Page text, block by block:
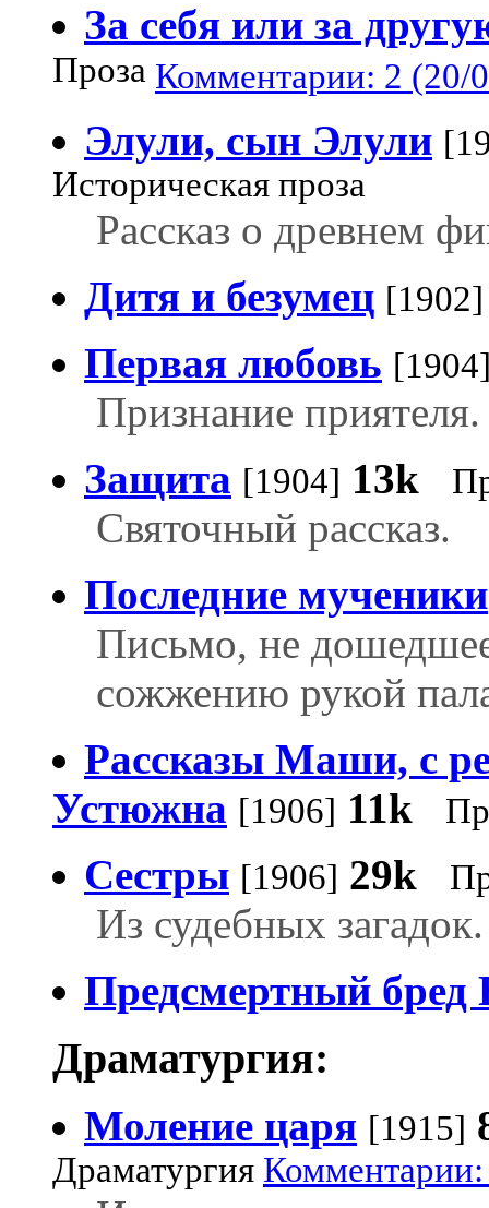
За себя или за
Проза Комментарии: 2 (20/
Элули, сын Элули
Историческая проза
Рассказ о древнем
Дитя и безумец [1902]
Первая любовь
Признание приятеля.
Защита [1904] 13k
Святочный рассказ.
Последние мученики
Письмо, не
сожжению рукой
Рассказы Маши, с
Устюжна [1906] 11k
Сестры [1906] 29k
Из судебных загадок.
Предсмертный бред
Драматургия:
Моление царя [1915]
Драматургия